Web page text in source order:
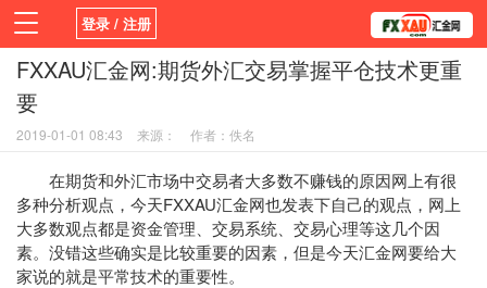
登录 / 注册
首页 新闻 观点 货币
学院
平台
FXXAU汇金网:期货外汇交易掌握平仓技术更重
要
2019-01-01 08:43 来源： 作者：佚名
在期货和外汇市场中交易者大多数不赚钱的原因网上有很
多种分析观点，今天FXXAU汇金网也发表下自己的观点，网上
大多数观点都是资金管理、 交易系统 、交易心理等这几个因
素。没错这些确实是比较重要的因素，但是今天汇金网要给大
家说的就是平常技术的重要性。